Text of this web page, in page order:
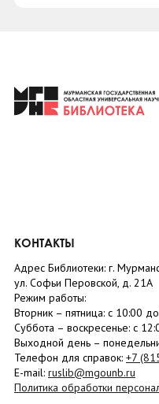
КОНТАКТЫ
Адрес Библиотеки: г.
ул. Софьи Перовской, д. 21А
Режим работы:
Вторник – пятница: с 10:00
Суббота – воскресенье: c
Выходной день –
Телефон для справок: +7
E-mail: ruslib@mgounb.ru
Политика обработки